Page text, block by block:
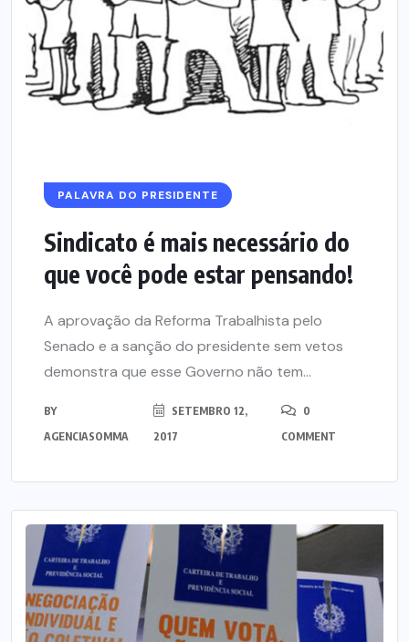
PALAVRA DO PRESIDENTE
Sindicato é mais necessário do
que você pode estar pensando!
A aprovação da Reforma Trabalhista pelo
Senado e a sanção do presidente sem vetos
demonstra que esse Governo não tem...
BY
AGENCIASOMMA
SETEMBRO 12,
2017
0
COMMENT